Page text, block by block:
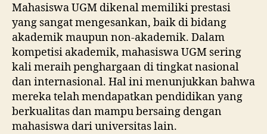
Mahasiswa UGM dikenal memiliki prestasi
yang sangat mengesankan, baik di bidang
akademik maupun non-akademik. Dalam
kompetisi akademik, mahasiswa UGM sering
kali meraih penghargaan di tingkat nasional
dan internasional. Hal ini menunjukkan bahwa
mereka telah mendapatkan pendidikan yang
berkualitas dan mampu bersaing dengan
mahasiswa dari universitas lain.